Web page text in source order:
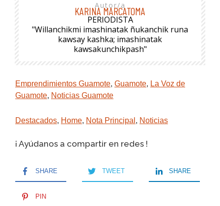
Autor/a
KARINA MARCATOMA
PERIODISTA
"Willanchikmi imashinatak ñukanchik runa
kawsay kashka; imashinatak
kawsakunchikpash"
Emprendimientos Guamote, Guamote, La Voz de
Guamote, Noticias Guamote
Destacados, Home, Nota Principal , Noticias
¡ Ayúdanos a compartir en redes !
SHARE TWEET SHARE
PIN